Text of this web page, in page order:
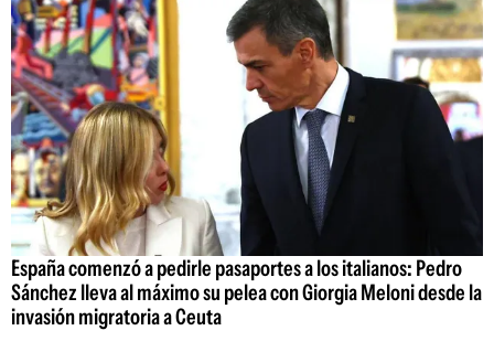
España comenzó a pedirle pasaportes a los italianos: Pedro
Sánchez lleva al máximo su pelea con Giorgia Meloni desde la
invasión migratoria a Ceuta